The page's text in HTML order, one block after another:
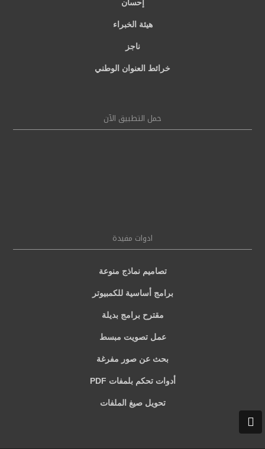
إحسان
هيئة الخبراء
ناجز
خرائط العنوان الوطني
حمل التطبيق الآن
ادوات مفيدة
تصاميم نماذج منوعة
برامج أساسية للكمبيوتر
مقترح برامج بديلة
عمل تصويت مبسط
بحث عن صور مفرغة
أدوات تحكم بلمفات PDF
تحويل صيغ الملفات